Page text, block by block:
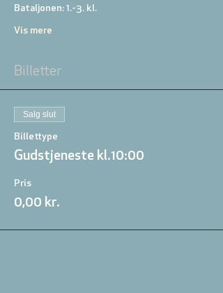
Bataljonen: 1.-3. kl.
Vis mere
Billetter
Salg slut
Billettype
Gudstjeneste kl.10:00
Pris
0,00 kr.